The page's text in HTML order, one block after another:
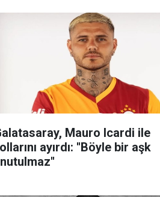
Mauro Icardi ile
ayırdı: ''Böyle bir aşk